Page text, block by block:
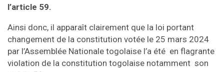
l’article 59.
Ainsi donc, il apparaît clairement que la loi portant
changement de la constitution votée le 25 mars 2024
par l’Assemblée Nationale togolaise l’a été en flagrante
violation de la constitution togolaise notamment son